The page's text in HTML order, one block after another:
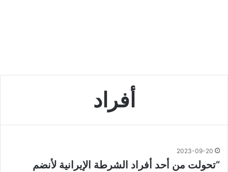
أفراد
2023-09-20
“تحولت من أحد أفراد الشرطة الإيرانية لأنضم